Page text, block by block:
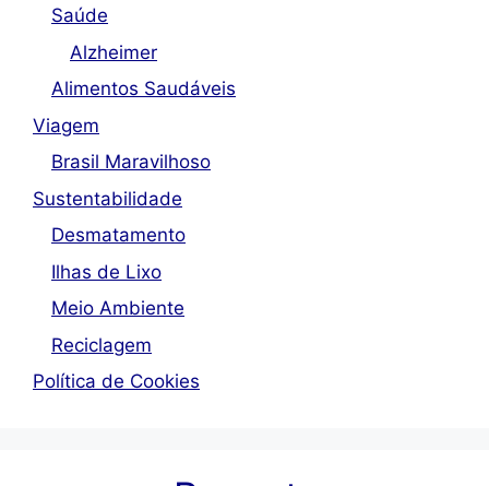
Saúde
Alzheimer
Alimentos Saudáveis
Viagem
Brasil Maravilhoso
Sustentabilidade
Desmatamento
Ilhas de Lixo
Meio Ambiente
Reciclagem
Política de Cookies